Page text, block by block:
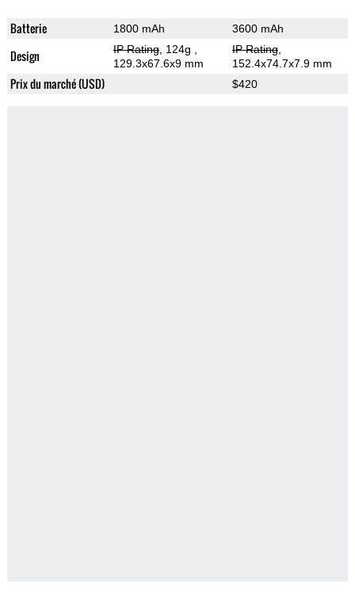
Batterie 1800 mAh 3600 mAh
Design IP Rating, 124g
129.3x67.6x9 mm
IP Rating,
152.4x74.7x7.9 mm
Prix du marché (USD) $420